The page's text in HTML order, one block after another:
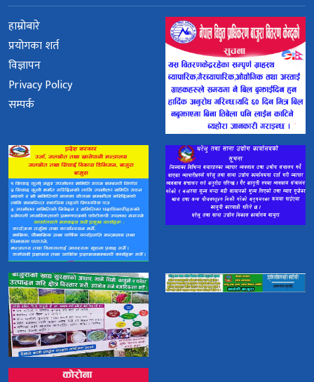
हाम्रोबारे
प्रयोगका शर्त
विज्ञापन
Privacy Policy
सम्पर्क